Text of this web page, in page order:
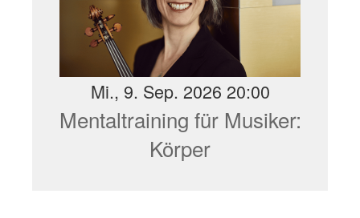
Mi., 9. Sep. 2026 20:00
Mentaltraining für Musiker:
Körper